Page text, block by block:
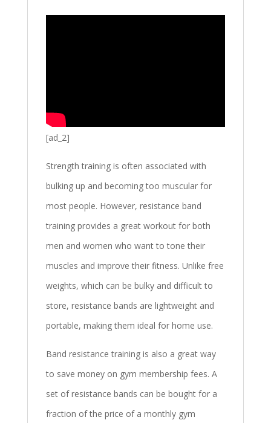
[ad_2]
Strength training is often associated with
bulking up and becoming too muscular for
most people. However, resistance band
training provides a great workout for both
men and women who want to tone their
muscles and improve their fitness. Unlike free
weights, which can be bulky and difficult to
store, resistance bands are lightweight and
portable, making them ideal for home use.
Band resistance training is also a great way
to save money on gym membership fees. A
set of resistance bands can be bought for a
fraction of the price of a monthly gym